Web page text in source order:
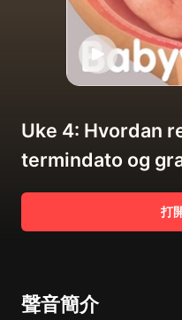
Uke 4: Hvordan
termindato og
打
聲音簡介